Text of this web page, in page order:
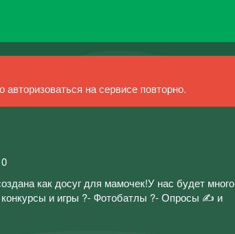
на сервисе повторно.
как досуг для мамочек!У нас будет много
и игры ?- Фотобатлы ?- Опросы ✍ и